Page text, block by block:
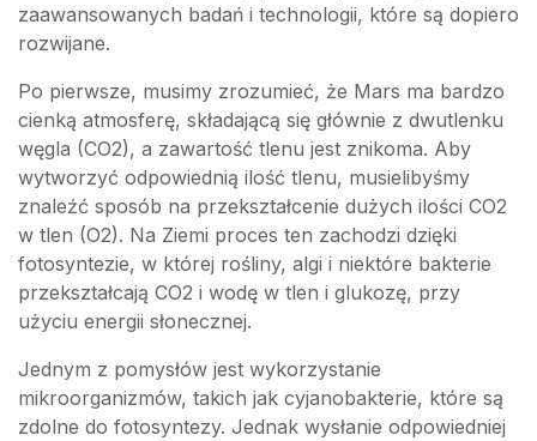
zaawansowanych badań i technologii, które są dopiero
rozwijane.
Po pierwsze, musimy zrozumieć, że Mars ma bardzo
cienką atmosferę, składającą się głównie z dwutlenku
węgla (CO2), a zawartość tlenu jest znikoma. Aby
wytworzyć odpowiednią ilość tlenu, musielibyśmy
znaleźć sposób na przekształcenie dużych ilości CO2
w tlen (O2). Na Ziemi proces ten zachodzi dzięki
fotosyntezie, w której rośliny, algi i niektóre bakterie
przekształcają CO2 i wodę w tlen i glukozę, przy
użyciu energii słonecznej.
Jednym z pomysłów jest wykorzystanie
mikroorganizmów, takich jak cyjanobakterie, które są
zdolne do fotosyntezy. Jednak wysłanie odpowiedniej